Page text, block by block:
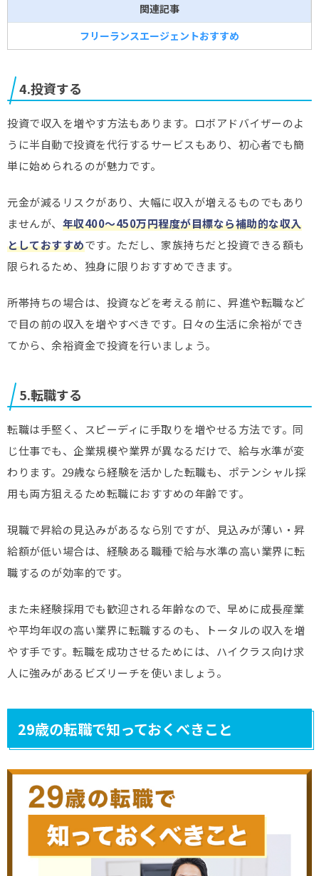
関連記事
フリーランスエージェントおすすめ
4.投資する
投資で収入を増やす方法もあります。ロボアドバイザーのよ
うに半自動で投資を代行するサービスもあり、初心者でも簡
単に始められるのが魅力です。
元金が減るリスクがあり、大幅に収入が増えるものでもあり
ませんが、 年収400～450万円程度が目標なら補助的な収入
としておすすめです。ただし、家族持ちだと投資できる額も
限られるため、独身に限りおすすめできます。
所帯持ちの場合は、投資などを考える前に、昇進や転職など
で目の前の収入を増やすべきです。日々の生活に余裕ができ
てから、余裕資金で投資を行いましょう。
5.転職する
転職は手堅く、スピーディに手取りを増やせる方法です。同
じ仕事でも、企業規模や業界が異なるだけで、給与水準が変
わります。29歳なら経験を活かした転職も、ポテンシャル採
用も両方狙えるため転職におすすめの年齢です。
現職で昇給の見込みがあるなら別ですが、見込みが薄い・昇
給額が低い場合は、経験ある職種で給与水準の高い業界に転
職するのが効率的です。
また未経験採用でも歓迎される年齢なので、早めに成長産業
や平均年収の高い業界に転職するのも、トータルの収入を増
やす手です。転職を成功させるためには、ハイクラス向け求
人に強みがあるビズリーチを使いましょう。
29歳の転職で知っておくべきこと